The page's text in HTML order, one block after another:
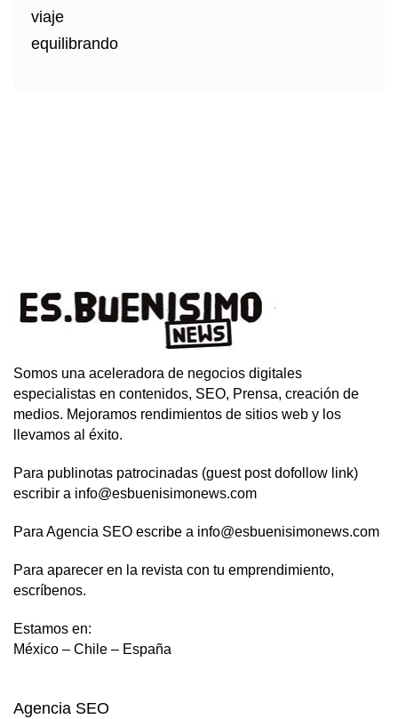
Somos una aceleradora de negocios digitales
especialistas en contenidos, SEO, Prensa, creación de
medios. Mejoramos rendimientos de sitios web y los
llevamos al éxito.
Para publinotas patrocinadas (guest post dofollow link)
escribir a info@esbuenisimonews.com
Para Agencia SEO escribe a info@esbuenisimonews.com
Para aparecer en la revista con tu emprendimiento,
escríbenos.
Estamos en:
México – Chile – España
Agencia SEO